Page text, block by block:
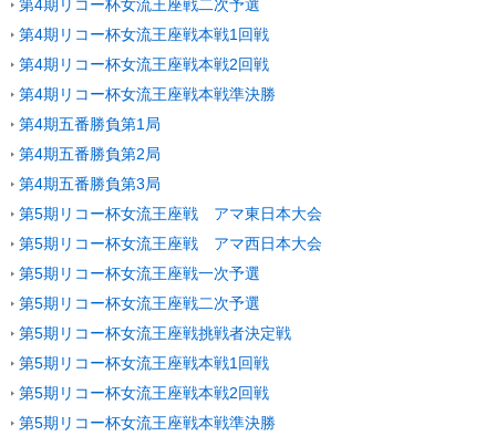
第4期リコー杯女流王座戦二次予選
第4期リコー杯女流王座戦本戦1回戦
第4期リコー杯女流王座戦本戦2回戦
第4期リコー杯女流王座戦本戦準決勝
第4期五番勝負第1局
第4期五番勝負第2局
第4期五番勝負第3局
第5期リコー杯女流王座戦 アマ東日本大会
第5期リコー杯女流王座戦 アマ西日本大会
第5期リコー杯女流王座戦一次予選
第5期リコー杯女流王座戦二次予選
第5期リコー杯女流王座戦挑戦者決定戦
第5期リコー杯女流王座戦本戦1回戦
第5期リコー杯女流王座戦本戦2回戦
第5期リコー杯女流王座戦本戦準決勝